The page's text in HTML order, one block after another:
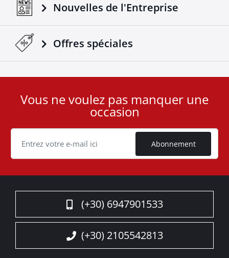
mat de Tessera4x4 – une déclaration de force, de
sécurité et de sophistication pour votre 4x4.
Nouvelles de l'Entreprise
Offres spéciales
User
Cookie
Vous ne voulez pas manquer une
occasion
Abonnement
(+30) 6947901533
(+30) 2105542813